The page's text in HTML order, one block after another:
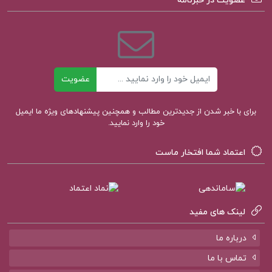
پاورپوینت کتاب آسیب شناسی اجتماعی هدایت الله
پی دی اف کتاب آسیب شناسی اجتماعی
کتاب پیشنهادی پروژه کده
کتاب مقدمه ای در اسلام شناسی علی میر فطروس
کتاب سرنوشت یک انسان میخائیل شولوخف
کتاب لایه های بیابانی محمود دولت آبادی
عضویت
برای با خبر شدن از جدیدترین مطالب و همچنین پیشنهادهای ویژه ما ایمیل
خود را وارد نمایید.
اعتماد شما افتخار ماست
لینک های مفید
درباره ما
تماس با ما